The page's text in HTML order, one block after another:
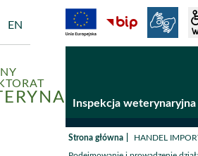
EN Fundusze
BiP
Inspekcja weterynaryjna
Strona główna /HANDEL